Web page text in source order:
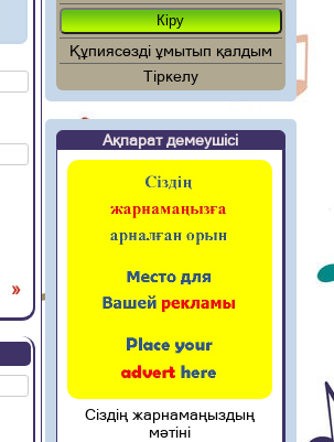
»
Құпиясөзді ұмытып қалдым
Тіркелу
Ақпарат демеушісі
Сіздің жарнамаңыздың
мәтіні